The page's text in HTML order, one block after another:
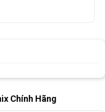
Chính Hãng